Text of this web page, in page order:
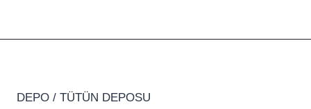
DEPO / TÜTÜN DEPOSU